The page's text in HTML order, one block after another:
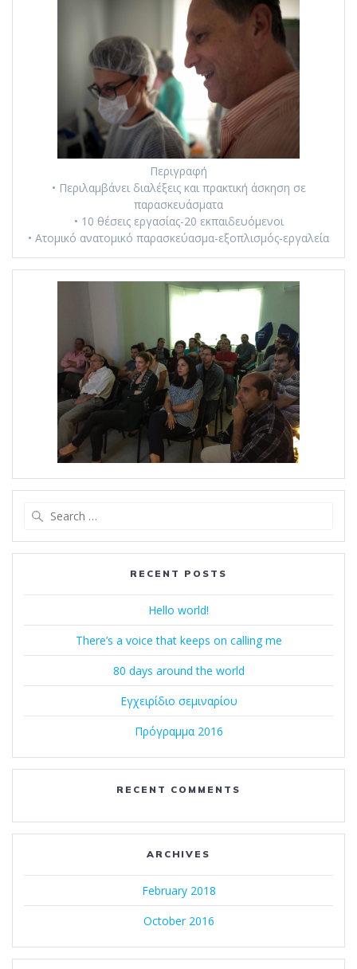
Περιγραφή
• Περιλαμβάνει διαλέξεις και πρακτική άσκηση σε
παρασκευάσματα
• 10 θέσεις εργασίας-20 εκπαιδευόμενοι
• Ατομικό ανατομικό παρασκεύασμα-εξοπλισμός-εργαλεία
RECENT POSTS
Hello world!
There’s a voice that keeps on calling me
80 days around the world
Εγχειρίδιο σεμιναρίου
Πρόγραμμα 2016
RECENT COMMENTS
ARCHIVES
February 2018
October 2016